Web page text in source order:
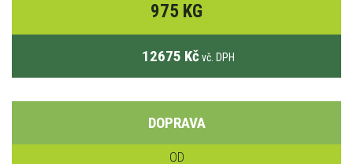
975 KG
12675 Kč vč. DPH
DOPRAVA
OD